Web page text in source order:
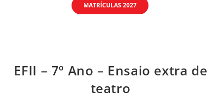
MATRÍCULAS 2027
EFII – 7º Ano – Ensaio extra de
teatro